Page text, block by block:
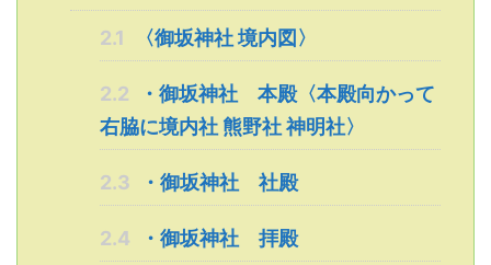
2.1 〈御坂神社 境内図〉
2.2
・御坂神社 本殿〈本殿向かって
右脇に境内社 熊野社 神明社〉
2.3 ・御坂神社 社殿
2.4 ・御坂神社 拝殿